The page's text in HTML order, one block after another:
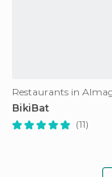
Restaurants in
BikiBat
(11)